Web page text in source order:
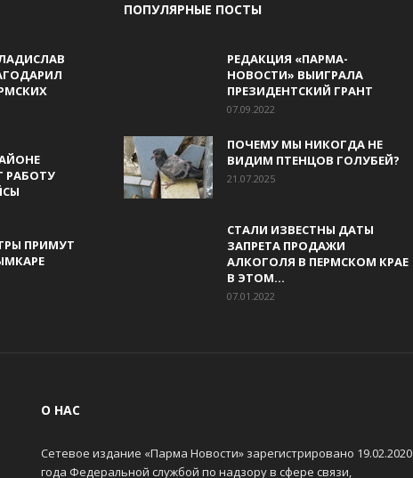
РАБОТУ
ПРИМУТ
ПОПУЛЯРНЫЕ ПОСТЫ
РЕДАКЦИЯ «ПАРМА-
НОВОСТИ» ВЫИГРАЛА
ПРЕЗИДЕНТСКИЙ ГРАНТ
07.09.2022
ПОЧЕМУ МЫ НИКОГДА НЕ
ВИДИМ ПТЕНЦОВ ГОЛУБЕЙ?
21.07.2025
СТАЛИ ИЗВЕСТНЫ ДАТЫ
ЗАПРЕТА ПРОДАЖИ
АЛКОГОЛЯ В ПЕРМСКОМ КРАЕ
В ЭТОМ...
07.01.2022
О НАС
Сетевое издание «Парма Новости» зарегистрировано 19.02.2020
года Федеральной службой по надзору в сфере связи,